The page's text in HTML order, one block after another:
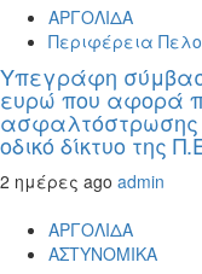
ΑΡΓΟΛΙΔΑ
Περιφέρεια
Υπεγράφη
ευρώ που αφορά
ασφαλτόστρωσης
οδικό δίκτυο της
2 ημέρες ago admin
ΑΡΓΟΛΙΔΑ
ΑΣΤΥΝΟΜΙΚΑ